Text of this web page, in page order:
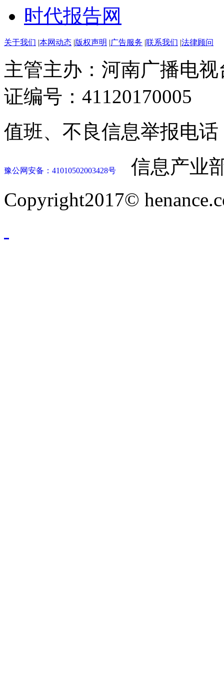
时代报告网
关于我们 |本网动态 |版权声明 |广告服务 |联系我们 |法律顾问
主管主办：河南广播电
证编号：41120170005
值班、不良信息举报电话
豫公网安备：41010502003428号
信息产业
Copyright2017©